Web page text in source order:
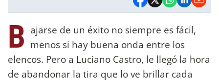
B ajarse de un éxito no siempre es fácil,
menos si hay buena onda entre los
elencos. Pero a Luciano Castro, le llegó la hora
de abandonar la tira que lo ve brillar cada